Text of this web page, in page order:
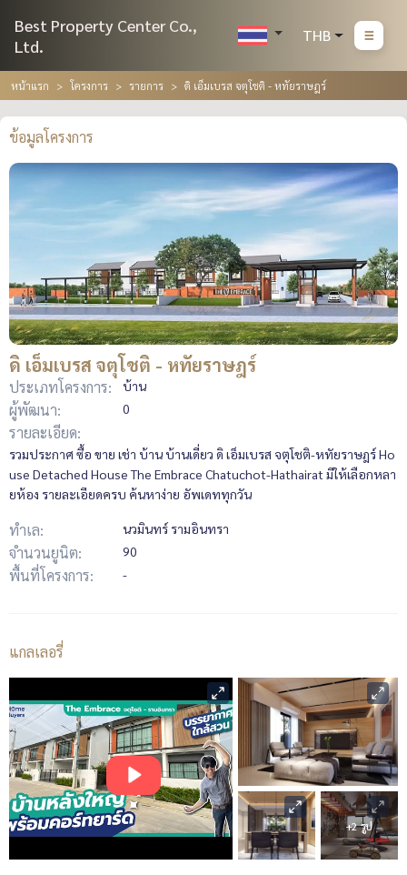
Best Property Center Co.,
Ltd.
THB
หน้าแรก โครงการ รายการ ดิ เอ็มเบรส จตุโชติ - หทัยราษฎร์
ข้อมูลโครงการ
ดิ เอ็มเบรส จตุโชติ - หทัยราษฎร์
ประเภทโครงการ: บ้าน
ผู้พัฒนา: 0
รายละเอียด:
รวมประกาศ ซื้อ ขาย เช่า บ้าน บ้านเดี่ยว ดิ เอ็มเบรส จตุโชติ-หทัยราษฎร์ Ho
use Detached House The Embrace Chatuchot-Hathairat มีให้เลือกหลา
ยห้อง รายละเอียดครบ ค้นหาง่าย อัพเดททุกวัน
ทำเล: นวมินทร์ รามอินทรา
จำนวนยูนิต: 90
พื้นที่โครงการ: -
แกลเลอรี่
+2 รูป